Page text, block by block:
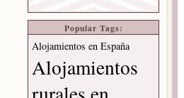
Popular Tags:
Alojamientos en España
Alojamientos
rurales en